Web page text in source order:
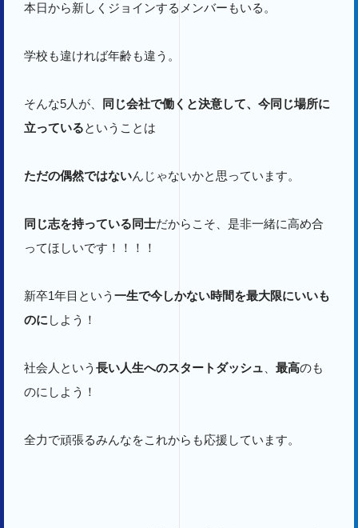
本日から新しくジョインするメンバーもいる。
学校も違ければ年齢も違う。
そんな5人が、
同じ会社で働くと決意して、今同じ場所に
立っているということは
ただの偶然ではないんじゃないかと思っています。
同じ志を持っている同士だからこそ、是非一緒に高め合
ってほしいです！！！！
新卒1年目という 一生で今しかない時間を最大限にいいも
のにしよう！
社会人という 長い人生へのスタートダッシュ、 最高のも
のにしよう！
全力で頑張るみんなをこれからも応援しています。